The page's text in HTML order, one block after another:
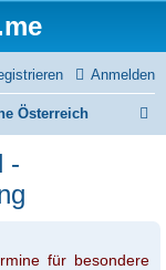
Anmelden
Österreich
-
für besondere